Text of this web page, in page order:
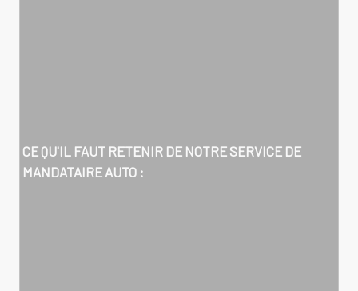
CE QU'IL FAUT RETENIR DE NOTRE SERVICE DE
MANDATAIRE AUTO :